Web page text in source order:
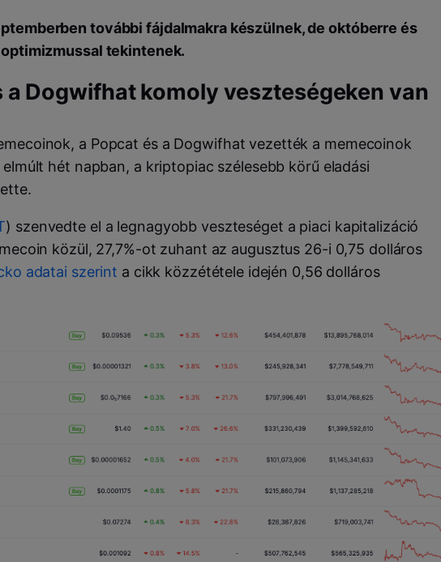
további fájdalmakra készülnek, de októberre és
tekintenek.
a Dogwifhat komoly veszteségeken van
a Popcat és a Dogwifhat vezették a memecoinok
hét napban, a kriptopiac szélesebb körű eladási
) szenvedte el a legnagyobb veszteséget a piaci kapitalizáció
közül, 27,7%-ot zuhant az augusztus 26-i 0,75 dolláros
adatai szerint a cikk közzététele idején 0,56 dolláros